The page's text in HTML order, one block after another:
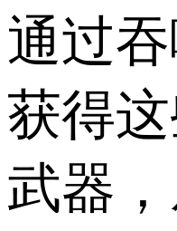
通过
获得
武器